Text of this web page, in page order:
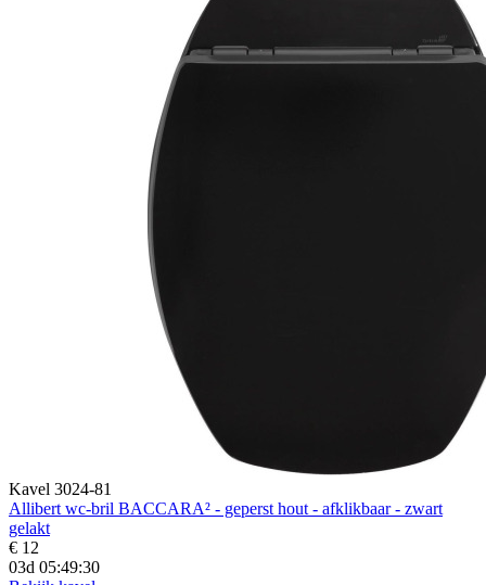
Kavel 3024-81
Allibert wc-bril BACCARA² - geperst hout - afklikbaar - zwart
gelakt
€ 12
03d 05:49:28